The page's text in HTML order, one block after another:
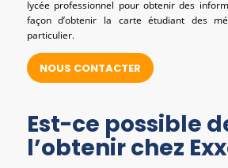
lycée professionnel pour obtenir des
façon d’obtenir la carte étudiant des
particulier.
NOUS CONTACTER
Est-ce possible
l’obtenir chez